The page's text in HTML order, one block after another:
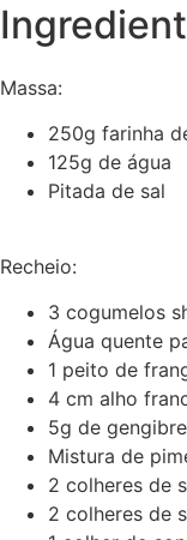
Massa:
250g farinha
125g de água
Pitada de sal
Recheio:
3 cogumelos
Água quente
1 peito de
4 cm alho
5g de
Mistura de
2 colheres de
2 colheres de